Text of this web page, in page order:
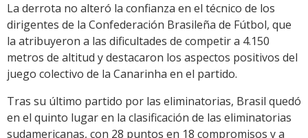
La derrota no alteró la confianza en el técnico de los
dirigentes de la Confederación Brasileña de Fútbol, que
la atribuyeron a las dificultades de competir a 4.150
metros de altitud y destacaron los aspectos positivos del
juego colectivo de la Canarinha en el partido.
Tras su último partido por las eliminatorias, Brasil quedó
en el quinto lugar en la clasificación de las eliminatorias
sudamericanas, con 28 puntos en 18 compromisos y a